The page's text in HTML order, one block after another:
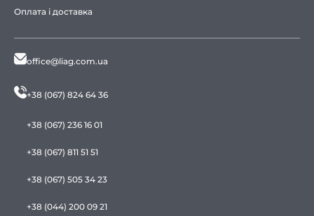
Оплата і доставка
office@liag.com.ua
+38 (067) 824 64 36
+38 (067) 236 16 01
+38 (067) 811 51 51
+38 (067) 505 34 23
+38 (044) 200 09 21